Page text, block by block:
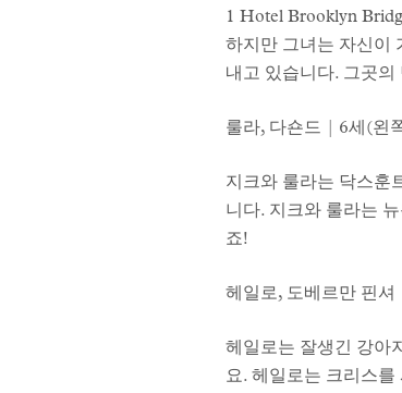
1 Hotel Brooklyn
하지만 그녀는 자신이
내고 있습니다. 그곳
룰라, 다숀드 | 6세(왼
지크와 룰라는 닥스훈
니다. 지크와 룰라는
죠!
헤일로, 도베르만 핀셔
헤일로는 잘생긴 강아
요. 헤일로는 크리스